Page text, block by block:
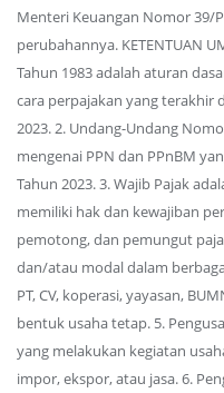
Menteri Keuangan Nomor 39/
perubahannya. KETENTUAN
Tahun 1983 adalah aturan
cara perpajakan yang terakhir
2023. 2. Undang-Undang
mengenai PPN dan PPnBM
Tahun 2023. 3. Wajib Pajak
memiliki hak dan kewajiban
pemotong, dan pemungut
dan/atau modal dalam
PT, CV, koperasi, yayasan,
bentuk usaha tetap. 5.
yang melakukan kegiatan
impor, ekspor, atau jasa. 6.